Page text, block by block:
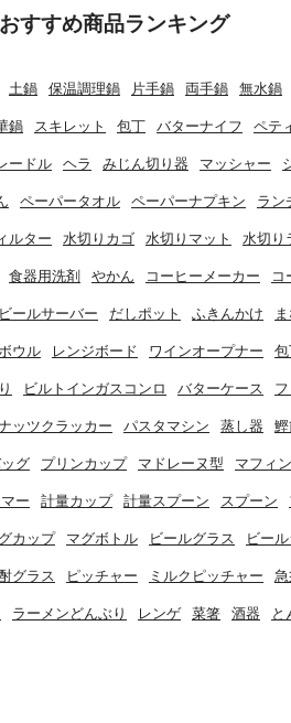
すすめ商品ランキング
土鍋 保温調理鍋 片手鍋 両手鍋 無水鍋
鍋 スキレット 包丁 バターナイフ ペテ
ードル ヘラ みじん切り器 マッシャー
ペーパータオル ペーパーナプキン ラン
ルター 水切りカゴ 水切りマット 水切り
食器用洗剤 やかん コーヒーメーカー コ
ビールサーバー だしポット ふきんかけ
ウル レンジボード ワインオープナー
ビルトインガスコンロ バターケース
ッツクラッカー パスタマシン 蒸し器
グ プリンカップ マドレーヌ型 マフィ
ー 計量カップ 計量スプーン スプーン
カップ マグボトル ビールグラス ビー
グラス ピッチャー ミルクピッチャー
ラーメンどんぶり レンゲ 菜箸 酒器 と